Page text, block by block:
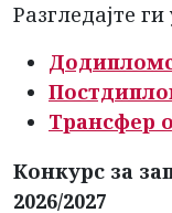
Разгледајте
Трансфер
Конкурс за
2026/2027